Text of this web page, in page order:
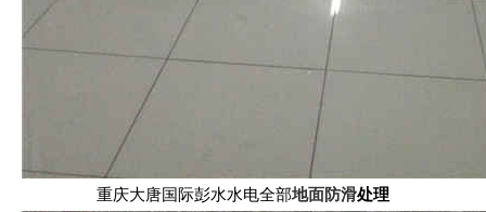
重庆大唐国际彭水水电全部地面防滑处理